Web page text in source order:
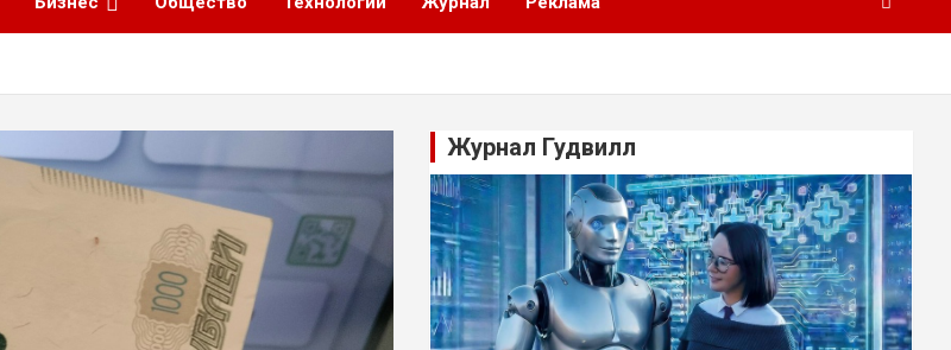
Журнал Гудвилл